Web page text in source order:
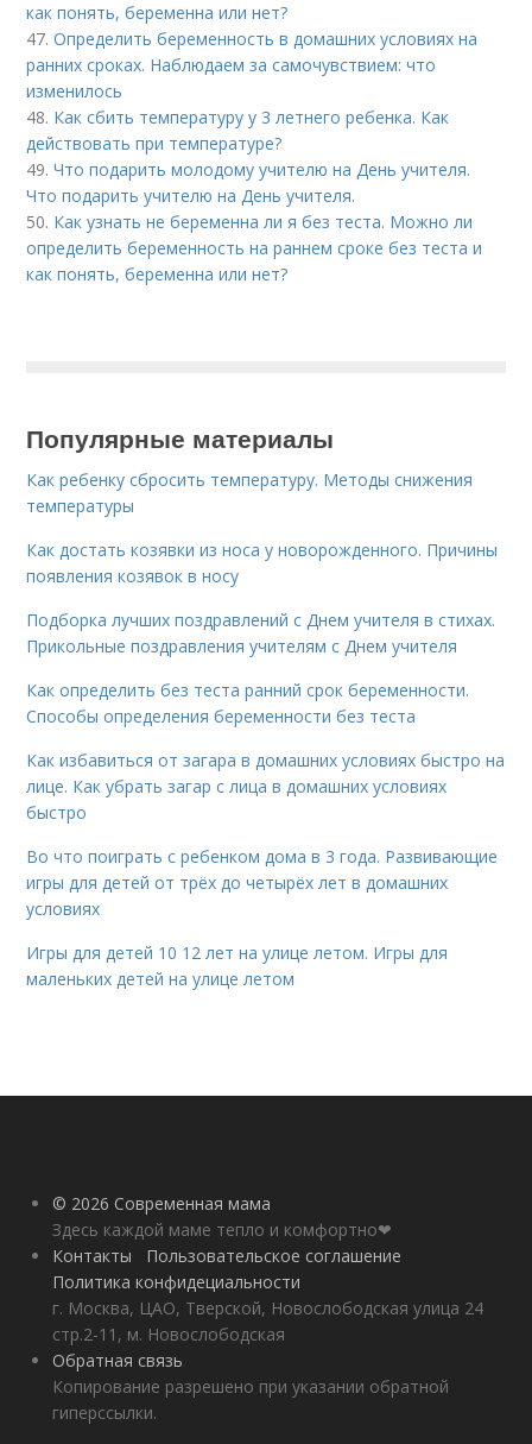
как понять, беременна или нет?
47.Определить беременность в домашних условиях на
ранних сроках. Наблюдаем за самочувствием: что
изменилось
48. Как сбить температуру у 3 летнего ребенка. Как
действовать при температуре?
49.Что подарить молодому учителю на День учителя.
Что подарить учителю на День учителя.
50. Как узнать не беременна ли я без теста. Можно ли
определить беременность на раннем сроке без теста и
как понять, беременна или нет?
Популярные материалы
Как ребенку сбросить температуру. Методы снижения
температуры
Как достать козявки из носа у новорожденного. Причины
появления козявок в носу
Подборка лучших поздравлений с Днем учителя в стихах.
Прикольные поздравления учителям с Днем учителя
Как определить без теста ранний срок беременности.
Способы определения беременности без теста
Как избавиться от загара в домашних условиях быстро на
лице. Как убрать загар с лица в домашних условиях
быстро
Во что поиграть с ребенком дома в 3 года. Развивающие
игры для детей от трёх до четырёх лет в домашних
условиях
Игры для детей 10 12 лет на улице летом. Игры для
маленьких детей на улице летом
© 2026 Современная мама
Здесь каждой маме тепло и комфортно❤
Контакты
Пользовательское соглашение
Политика конфидециальности
г. Москва, ЦАО, Тверской, Новослободская улица 24
стр.2-11, м. Новослободская
Обратная связь
Копирование разрешено при указании обратной
гиперссылки.